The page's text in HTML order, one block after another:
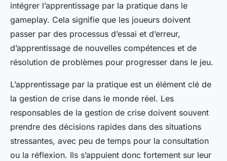
intégrer l’apprentissage par la pratique dans le
gameplay. Cela signifie que les joueurs doivent
passer par des processus d’essai et d’erreur,
d’apprentissage de nouvelles compétences et de
résolution de problèmes pour progresser dans le jeu.
L’apprentissage par la pratique est un élément clé de
la gestion de crise dans le monde réel. Les
responsables de la gestion de crise doivent souvent
prendre des décisions rapides dans des situations
stressantes, avec peu de temps pour la consultation
ou la réflexion. Ils s’appuient donc fortement sur leur